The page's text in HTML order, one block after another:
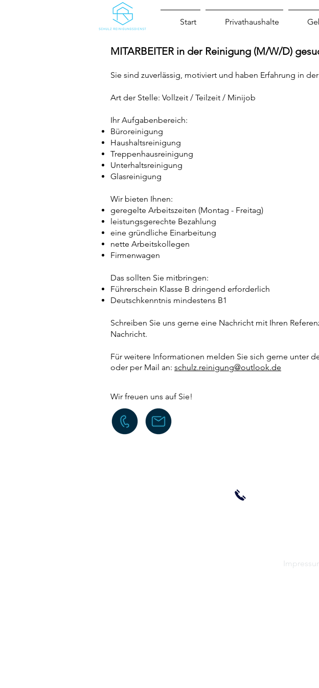
Start Privathaushalte
MITARBEITER in der Reinigung (M/W/D)
Sie sind zuverlässig, motiviert und haben Erfahrung in
Art der Stelle: Vollzeit / Teilzeit / Minijob
Ihr Aufgabenbereich:
Büroreinigung
Haushaltsreinigung
Treppenhausreinigung
Unterhaltsreinigung
Glasreinigung
Wir bieten Ihnen:
geregelte Arbeitszeiten (Montag - Freitag)
leistungsgerechte Bezahlung
eine gründliche Einarbeitung
nette Arbeitskollegen
Firmenwagen
Das sollten Sie mitbringen:
Führerschein Klasse B dringend erforderlich
Deutschkenntnis mindestens B1
Schreiben Sie uns gerne eine Nachricht mit Ihren
Nachricht.
Für weitere Informationen melden Sie sich gerne unter
oder per Mail an: schulz.reinigung@outlook.de
Wir freuen uns auf Sie!